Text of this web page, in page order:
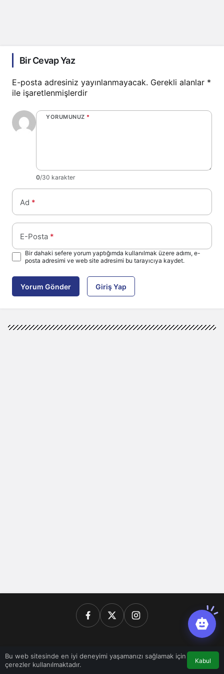
Bir Cevap Yaz
E-posta adresiniz yayınlanmayacak. Gerekli alanlar *
ile işaretlenmişlerdir
YORUMUNUZ *
0/30 karakter
Ad *
E-Posta *
Bir dahaki sefere yorum yaptığımda kullanılmak üzere adımı, e-
posta adresimi ve web site adresimi bu tarayıcıya kaydet.
Yorum Gönder Giriş Yap
Bu web sitesinde en iyi deneyimi yaşamanızı sağlamak için
çerezler kullanılmaktadır.
Kabul